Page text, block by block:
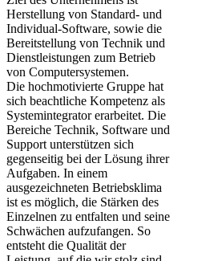
Herstellung von Standard- und
Individual-Software, sowie die
Bereitstellung von Technik und
Dienstleistungen zum Betrieb
von Computersystemen.
Die hochmotivierte Gruppe hat
sich beachtliche Kompetenz als
Systemintegrator erarbeitet. Die
Bereiche Technik, Software und
Support unterstützen sich
gegenseitig bei der Lösung ihrer
Aufgaben. In einem
ausgezeichneten Betriebsklima
ist es möglich, die Stärken des
Einzelnen zu entfalten und seine
Schwächen aufzufangen. So
entsteht die Qualität der